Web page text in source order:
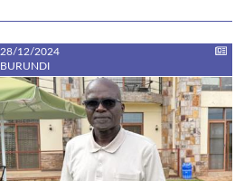
28/12/2024
BURUNDI